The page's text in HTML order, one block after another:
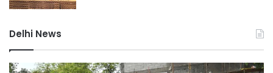
Delhi News
दिल्ली